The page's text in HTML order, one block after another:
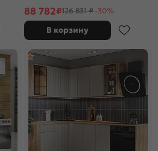
88 782₽126 831 ₽ -30%
В корзину